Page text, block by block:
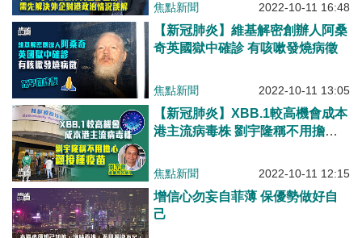
焦點新聞 2022-10-11 16:48
【新冠肺炎】維基解密創辦人阿桑
奇英國獄中確診 有咳嗽發燒病徵
焦點新聞 2022-10-11 13:05
【新冠肺炎】XBB.1較高機會成本
港主流病毒株 劉宇隆稱不用擔心
焦點新聞 2022-10-11 12:15
增信心勿妄自菲薄 保優勢做好自
己